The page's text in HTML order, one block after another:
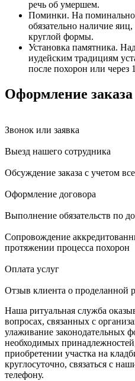
речь об умершем.
Поминки. На
обязательно наличие
круглой формы.
Установка памятника.
иудейским традициям
после похорон или через
Оформление заказа
Звонок или заявка
Выезд нашего сотрудника
Обсуждение заказа с учетом
Оформление договора
Выполнение обязательств по
Сопровождение
протяжении процесса похорон
Оплата услуг
Отзыв клиента о проделанной
Наша ритуальная служба
вопросах, связанных с
улаживание законодательных
необходимых
приобретении участка на
круглосуточно, связаться с
телефону.